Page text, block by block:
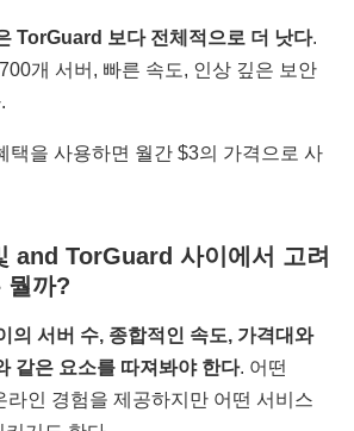
TorGuard 보다 전체적으로 더 낫다.
개 서버, 빠른 속도, 인상 깊은 보안
택을 사용하면 월간 $3의 가격으로 사
and TorGuard 사이에서 고려
뭘까?
의 서버 수, 종합적인 속도, 가격대와
같은 요소를 따져봐야 한다. 어떤
라인 경험을 제공하지만 어떤 서비스